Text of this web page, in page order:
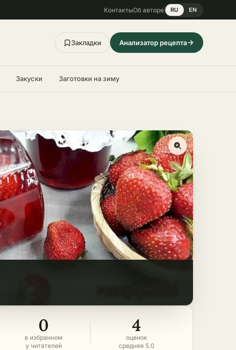
КонтактыОб авторе RU EN
Закладки Анализатор рецепта
Закуски Заготовки на зиму
0
в избранном
у читателей
4
оценок
средняя 5.0